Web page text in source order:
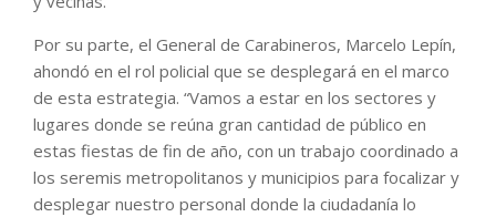
Por su parte, el General de Carabineros, Marcelo Lepín,
ahondó en el rol policial que se desplegará en el marco
de esta estrategia. “Vamos a estar en los sectores y
lugares donde se reúna gran cantidad de público en
estas fiestas de fin de año, con un trabajo coordinado a
los seremis metropolitanos y municipios para focalizar y
desplegar nuestro personal donde la ciudadanía lo